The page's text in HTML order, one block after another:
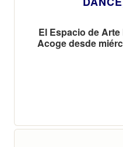
El Espacio de
Acoge desde